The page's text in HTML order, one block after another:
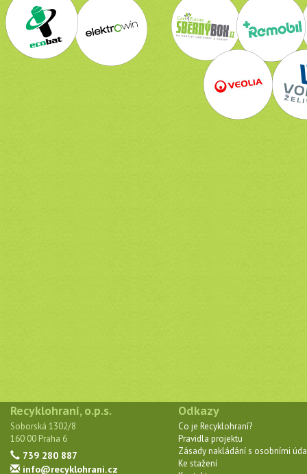
Recyklohraní, o.p.s.
Soborská 1302/8
160 00 Praha 6
739 280 887
info@recyklohrani.cz
Odkazy
Co je Recyklohraní?
Pravidla projektu
Zásady nakládání s osobními
Ke stažení